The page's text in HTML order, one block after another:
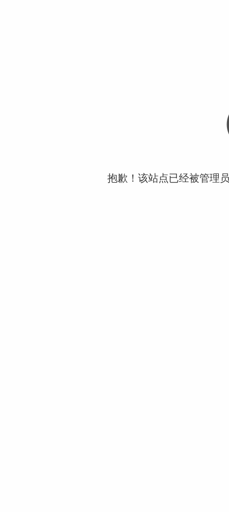
抱歉！该站点已经被管理